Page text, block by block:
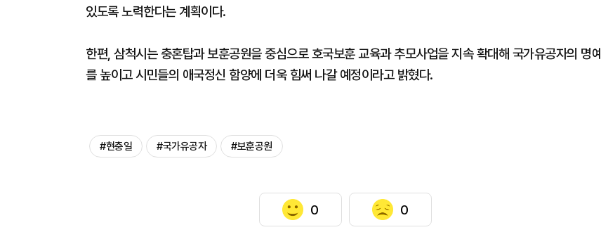
있도록 노력한다는 계획이다.
한편, 삼척시는 충혼탑과 보훈공원을 중심으로 호국보훈 교육과 추모사업을 지속 확대해 국가유공자의 명예
를 높이고 시민들의 애국정신 함양에 더욱 힘써 나갈 예정이라고 밝혔다.
#현충일 #국가유공자 #보훈공원
0 0